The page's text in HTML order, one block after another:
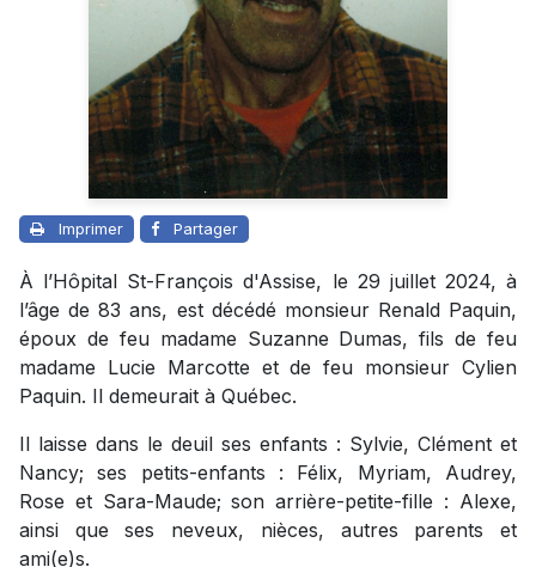
Imprimer Partager
À l’Hôpital St-François d'Assise, le 29 juillet 2024, à
l’âge de 83 ans, est décédé monsieur Renald Paquin,
époux de feu madame Suzanne Dumas, fils de feu
madame Lucie Marcotte et de feu monsieur Cylien
Paquin. Il demeurait à Québec.
Il laisse dans le deuil ses enfants : Sylvie, Clément et
Nancy; ses petits-enfants : Félix, Myriam, Audrey,
Rose et Sara-Maude; son arrière-petite-fille : Alexe,
ainsi que ses neveux, nièces, autres parents et
ami(e)s.